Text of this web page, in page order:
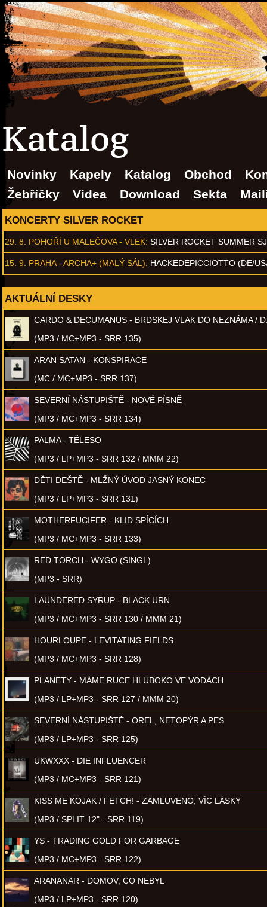
Katalog
Novinky Kapely Katalog Obchod
Žebříčky
Videa Download Sekta
KONCERTY SILVER ROCKET
29. 8. POHOŘÍ U MALEČOVA - VLEK: SILVER ROCKET SUMMER
15. 9. PRAHA - ARCHA+ (MALÝ SÁL): HACKEDEPICCIOTTO (DE/
AKTUÁLNÍ DESKY
CARDO & DECUMANUS - BRDSKEJ VLAK DO NEZNÁMA /
(MP3 / MC+MP3 - SRR 135)
ARAN SATAN - KONSPIRACE
(MC / MC+MP3 - SRR 137)
SEVERNÍ NÁSTUPIŠTĚ - NOVÉ PÍSNĚ
(MP3 / MC+MP3 - SRR 134)
PALMA - TĚLESO
(MP3 / LP+MP3 - SRR 132 / MMM 22)
DĚTI DEŠTĚ - MLŽNÝ ÚVOD JASNÝ KONEC
(MP3 / LP+MP3 - SRR 131)
MOTHERFUCIFER - KLID SPÍCÍCH
(MP3 / MC+MP3 - SRR 133)
RED TORCH - WYGO (SINGL)
(MP3 - SRR)
LAUNDERED SYRUP - BLACK URN
(MP3 / MC+MP3 - SRR 130 / MMM 21)
HOURLOUPE - LEVITATING FIELDS
(MP3 / MC+MP3 - SRR 128)
PLANETY - MÁME RUCE HLUBOKO VE VODÁCH
(MP3 / LP+MP3 - SRR 127 / MMM 20)
SEVERNÍ NÁSTUPIŠTĚ - OREL, NETOPÝR A PES
(MP3 / LP+MP3 - SRR 125)
UKWXXX - DIE INFLUENCER
(MP3 / MC+MP3 - SRR 121)
KISS ME KOJAK / FETCH! - ZAMLUVENO, VÍC LÁSKY
(MP3 / SPLIT 12" - SRR 119)
YS - TRADING GOLD FOR GARBAGE
(MP3 / MC+MP3 - SRR 122)
ARANANAR - DOMOV, CO NEBYL
(MP3 / LP+MP3 - SRR 120)